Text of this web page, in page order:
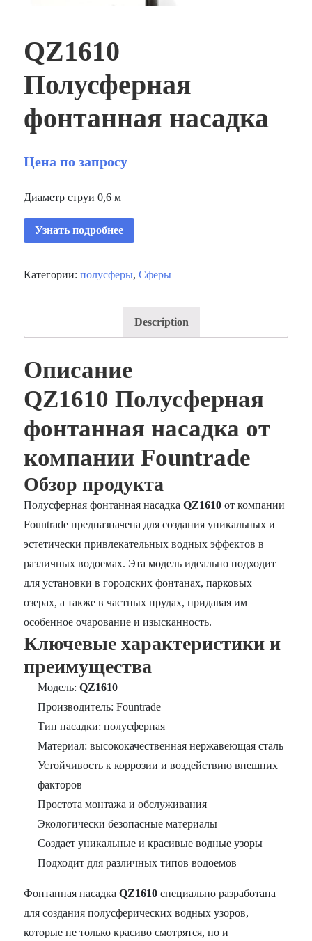
QZ1610
Полусферная
фонтанная насадка
Цена по запросу
Диаметр струи 0,6 м
Узнать подробнее
Категории:полусферы,Сферы
Description
Описание
QZ1610 Полусферная
фонтанная насадка от
компании Fountrade
Обзор продукта
Полусферная фонтанная насадкаQZ1610 от компании
Fountrade предназначена для создания уникальных и
эстетически привлекательных водных эффектов в
различных водоемах. Эта модель идеально подходит
для установки в городских фонтанах, парковых
озерах, а также в частных прудах, придавая им
особенное очарование и изысканность.
Ключевые характеристики и
преимущества
Модель:QZ1610
Производитель: Fountrade
Тип насадки: полусферная
Материал: высококачественная нержавеющая сталь
Устойчивость к коррозии и воздействию внешних
факторов
Простота монтажа и обслуживания
Экологически безопасные материалы
Создает уникальные и красивые водные узоры
Подходит для различных типов водоемов
Фонтанная насадкаQZ1610 специально разработана
для создания полусферических водных узоров,
которые не только красиво смотрятся, но и